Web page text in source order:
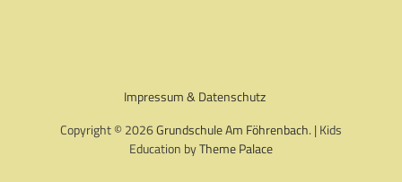
Impressum & Datenschutz
Copyright © 2026Grundschule Am Föhrenbach. | Kids
Education byTheme Palace